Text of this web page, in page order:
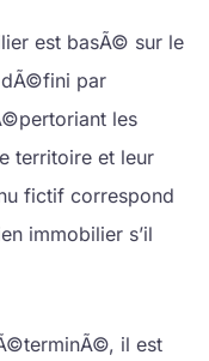
est basÃ© sur le
par
les
territoire et leur
fictif correspond
immobilier s’il
il est